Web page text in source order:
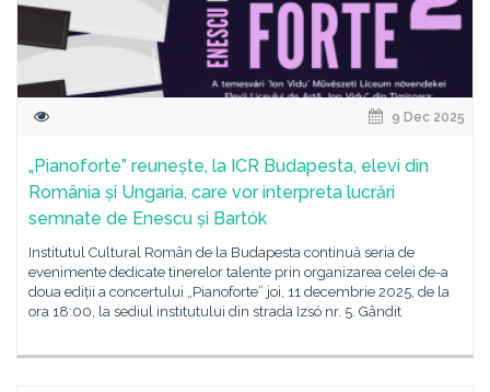
9 Dec 2025
„Pianoforte” reunește, la ICR Budapesta, elevi din
România și Ungaria, care vor interpreta lucrări
semnate de Enescu și Bartók
Institutul Cultural Român de la Budapesta continuă seria de
evenimente dedicate tinerelor talente prin organizarea celei de-a
doua ediții a concertului „Pianoforte” joi, 11 decembrie 2025, de la
ora 18:00, la sediul institutului din strada Izsó nr. 5. Gândit